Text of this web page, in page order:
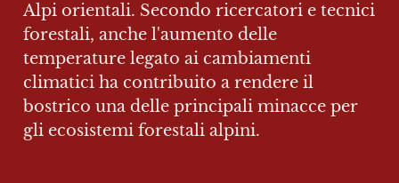
Alpi orientali. Secondo ricercatori e tecnici
forestali, anche l'aumento delle
temperature legato ai cambiamenti
climatici ha contribuito a rendere il
bostrico una delle principali minacce per
gli ecosistemi forestali alpini.